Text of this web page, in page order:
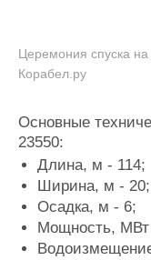
Церемония спуска
Корабел.ру
Основные
23550:
Длина, м - 114;
Ширина, м - 20;
Осадка, м - 6;
Мощность, МВт